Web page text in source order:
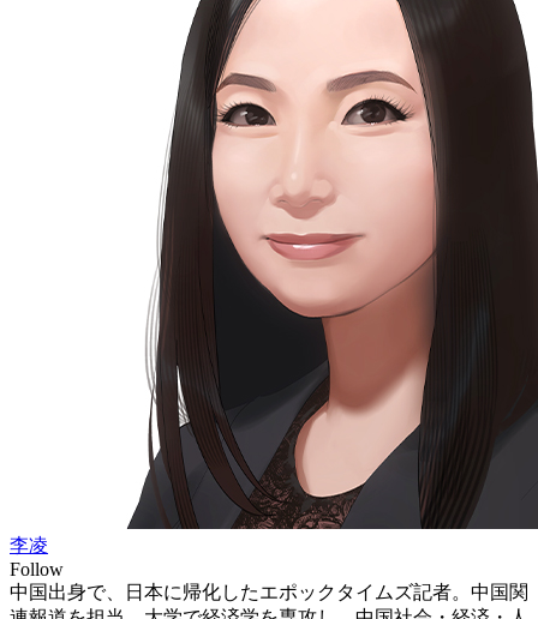
李凌
Follow
中国出身で、日本に帰化したエポックタイムズ記者。中国関